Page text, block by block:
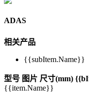
ADAS
相关产品
{{subItem.Name}}
型号 图片 尺寸(mm)
{{item.Name}}